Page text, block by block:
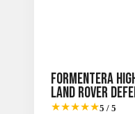
Formentera
Land Rover
★★★★★5 / 5